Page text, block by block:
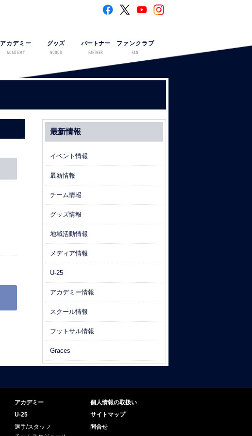
アカデミー
ACADEMY
グッズ
GOODS
パートナー
PARTNER
ファンクラブ
FAN
最新情報
イベント情報
最新情報
チーム情報
グッズ情報
地域活動情報
メディア情報
U-25
アカデミー情報
スクール情報
フットサル情報
Graces
アカデミー
U-25
選手/スタッフ
個人情報の取扱い
サイトマップ
問合せ